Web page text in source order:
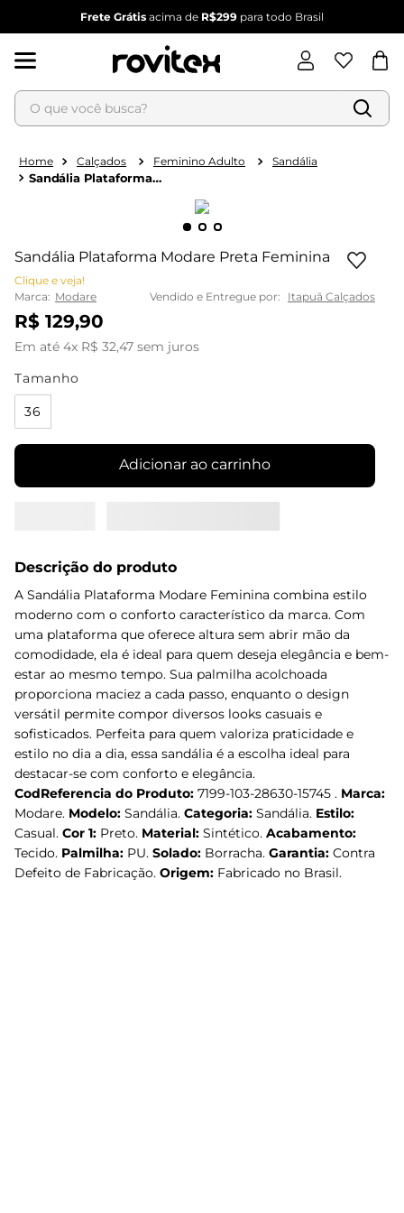
Frete Grátis acima de R$299 para todo Brasil
O que você busca?
Calçados Feminino Adulto Sandália
Sandália Plataforma
Sandália Plataforma Modare Preta Feminina
Clique e veja!
Marca: Modare Vendido e Entregue por: Itapuã Calçados
R$ 129,90
Em até 4x R$ 32,47 sem juros
Tamanho
36
Adicionar ao carrinho
Descrição do produto
A Sandália Plataforma Modare Feminina combina estilo
moderno com o conforto característico da marca. Com
uma plataforma que oferece altura sem abrir mão da
comodidade, ela é ideal para quem deseja elegância e bem-
estar ao mesmo tempo. Sua palmilha acolchoada
proporciona maciez a cada passo, enquanto o design
versátil permite compor diversos looks casuais e
sofisticados. Perfeita para quem valoriza praticidade e
estilo no dia a dia, essa sandália é a escolha ideal para
destacar-se com conforto e elegância.
CodReferencia do Produto: 7199-103-28630-15745 . Marca:
Modare. Modelo: Sandália. Categoria: Sandália. Estilo:
Casual. Cor 1: Preto. Material: Sintético. Acabamento:
Tecido. Palmilha: PU. Solado: Borracha. Garantia: Contra
Defeito de Fabricação. Origem: Fabricado no Brasil.
Termos mais buscados
º
blusa feminina
2
vestido
6º conjunto feminino